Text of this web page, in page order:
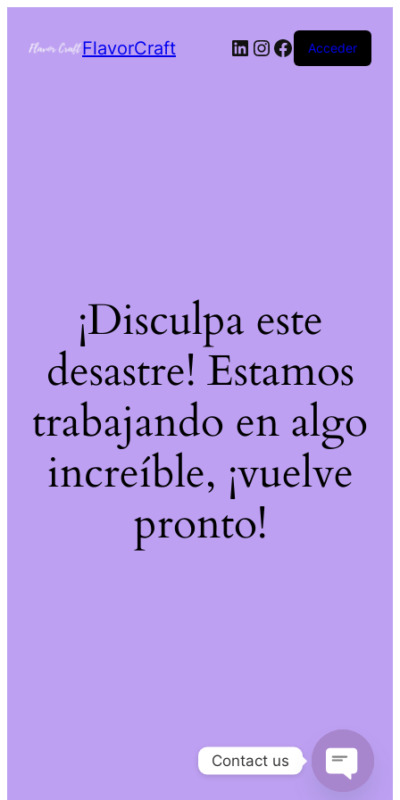
FlavorCraft Acceder
¡Disculpa este
desastre! Estamos
trabajando en algo
increíble, ¡vuelve
pronto!
Contact us